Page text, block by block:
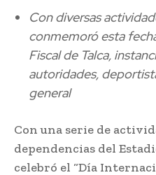
Con diversas
conmemoró esta
Fiscal de Talca,
autoridades,
general
Con una serie de
dependencias del
celebró el “Día